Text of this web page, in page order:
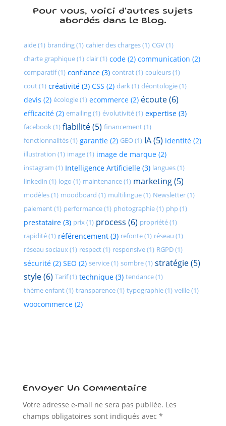
Pour vous, voici d'autres sujets
abordés dans le Blog.
aide (1) branding (1) cahier des charges (1) CGV (1)
charte graphique (1) clair (1) code (2) communication (2)
comparatif (1) confiance (3) contrat (1) couleurs (1)
cout (1) créativité (3) CSS (2) dark (1) déontologie (1)
devis (2) écologie (1) ecommerce (2) écoute (6)
efficacité (2) emailing (1) évolutivité (1) expertise (3)
facebook (1) fiabilité (5) financement (1)
fonctionnalités (1) garantie (2) GEO (1) IA (5) identité (2)
illustration (1) image (1) image de marque (2)
instagram (1) Intelligence Artificielle (3) langues (1)
linkedin (1) logo (1) maintenance (1) marketing (5)
modèles (1) moodboard (1) multilingue (1) Newsletter (1)
paiement (1) performance (1) photographie (1) php (1)
prestataire (3) prix (1) process (6) propriété (1)
rapidité (1) référencement (3) refonte (1) réseau (1)
réseau sociaux (1) respect (1) responsive (1) RGPD (1)
sécurité (2) SEO (2) service (1) sombre (1) stratégie (5)
style (6) Tarif (1) technique (3) tendance (1)
thème enfant (1) transparence (1) typographie (1) veille (1)
woocommerce (2)
Envoyer Un Commentaire
Votre adresse e-mail ne sera pas publiée. Les
champs obligatoires sont indiqués avec *